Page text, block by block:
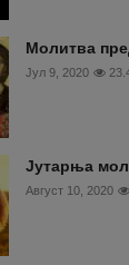
Молитва
Јул 9, 2020
Јутарња
Август 10, 2020